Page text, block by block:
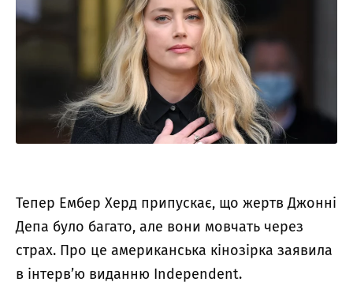
Тепер Ембер Херд припускає, що жертв Джонні
Депа було багато, але вони мовчать через
страх. Про це американська кінозірка заявила
в інтерв’ю виданню Independent.